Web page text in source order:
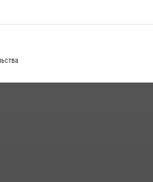
охотничьим карабином (видео)